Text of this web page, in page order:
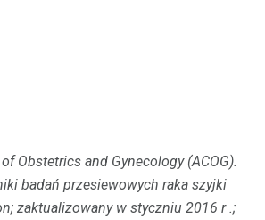
Obstetrics and Gynecology (ACOG).
badań przesiewowych raka szyjki
zaktualizowany w styczniu 2016 r .;